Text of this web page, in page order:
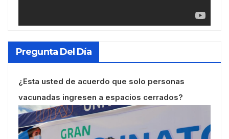
Pregunta Del Día
¿Esta usted de acuerdo que solo personas
vacunadas ingresen a espacios cerrados?